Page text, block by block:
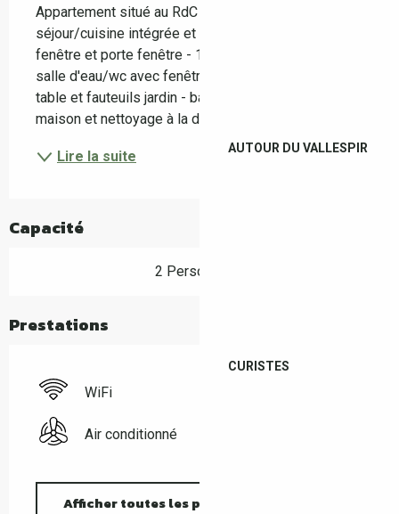
AUTOUR DU VALLESPIR
CURISTES
Appartement situé au RdC et composé de : 1
séjour/cuisine intégrée et coin salon plein sud avec
fenêtre et porte fenêtre - 1 chambre avec fenêtre - 1
salle d'eau/wc avec fenêtre- cour privative avec
table et fauteuils jardin - barbecue plancha Linge
maison et nettoyage à la demande N.B...
Lire la suite
Capacité
2 Personne(s)
Prestations
WiFi
Air conditionné
Afficher toutes les prestations